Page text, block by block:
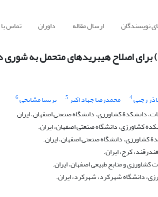
نویسندگان ارسال مقاله داوران تماس با
رجبی‌4 محمدرضا جهاد اکبر5 پریسا مشایخی6
دانشکدة کشاورزی، دانشگاه صنعتی اصفهان، ایران
کشاورزی، دانشگاه صنعتی اصفهان، ایران.
کشاورزی، دانشگاه صنعتی اصفهان، ایران.
کرج، ایران.
و منابع طبیعی اصفهان، ایران.
دانشگاه شهرکرد، شهرکرد، ایران.‌